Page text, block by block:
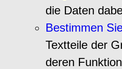
die Daten
Bestimmen
Textteile der
deren